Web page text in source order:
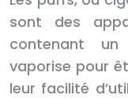
sont des
contenant
vaporise pour
leur facilité